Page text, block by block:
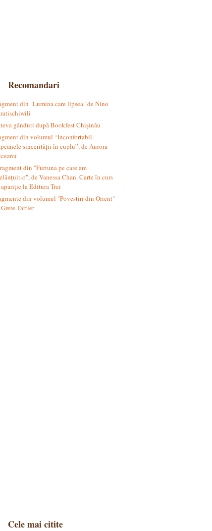
Recomandari
din "Lumina care lipsea" de Nino
gânduri după Bookfest Chișinău
din volumul “Inconfortabil.
sincerității în cuplu”, de Aurora
din "Furtuna pe care am
o", de Vanessa Chan. Carte în curs
la Editura Trei
din volumul "Povestiri din Orient"
Tartler
Cele mai citite